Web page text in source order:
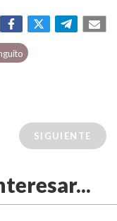
SIGUIENTE